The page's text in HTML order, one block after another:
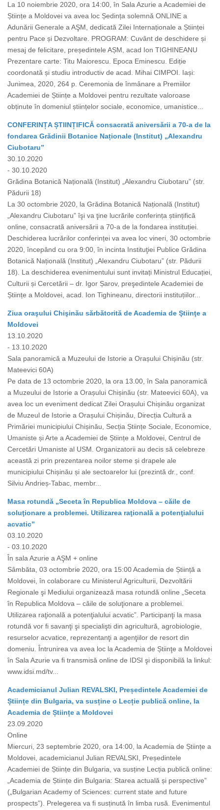
La 10 noiembrie 2020, ora 14:00, în Sala Azurie a Academiei de
Științe a Moldovei va avea loc Ședința solemnă ONLINE a
Adunării Generale a AŞM, dedicată Zilei Internaționale a Științei
pentru Pace și Dezvoltare. PROGRAM: Cuvânt de deschidere și
mesaj de felicitare, președintele AȘM, acad Ion TIGHINEANU
Prezentare carte: Titu Maiorescu. Epoca Eminescu. Ediție
coordonată și studiu introductiv de acad. Mihai CIMPOI. Iași:
Junimea, 2020, 264 p. Ceremonia de înmânare a Premiilor
Academiei de Științe a Moldovei pentru rezultate valoroase
obținute în domeniul științelor sociale, economice, umanistice...
CONFERINȚA ȘTIINȚIFICĂ consacrată aniversării a 70-a de la
fondarea Grădinii Botanice Naționale (Institut) „Alexandru
Ciubotaru”
30.10.2020
- 30.10.2020
Grădina Botanică Națională (Institut) „Alexandru Ciubotaru” (str.
Pădurii 18)
La 30 octombrie 2020, la Grădina Botanică Națională (Institut)
„Alexandru Ciubotaru” îşi va ţine lucrările conferința științifică
online, consacrată aniversării a 70-a de la fondarea instituției.
Deschiderea lucrărilor conferinței va avea loc vineri, 30 octombrie
2020, începând cu ora 9:00, în incinta Instituţiei Publice Grădina
Botanică Națională (Institut) „Alexandru Ciubotaru” (str. Pădurii
18). La deschiderea evenimentului sunt invitați Ministrul Educației,
Culturii și Cercetării – dr. Igor Șarov, preşedintele Academiei de
Științe a Moldovei, acad. Ion Tighineanu, directorii instituțiilor...
Ziua oraşului Chişinău sărbătorită de Academia de Ştiinţe a
Moldovei
13.10.2020
- 13.10.2020
Sala panoramică a Muzeului de Istorie a Orașului Chișinău (str.
Mateevici 60A)
Pe data de 13 octombrie 2020, la ora 13.00, în Sala panoramică
a Muzeului de Istorie a Orașului Chișinău (str. Mateevici 60A), va
avea loc un eveniment dedicat Zilei Orașului Chișinău organizat
de Muzeul de Istorie a Orașului Chișinău, Direcția Cultură a
Primăriei municipiului Chișinău, Secția Științe Sociale, Economice,
Umaniste și Arte a Academiei de Științe a Moldovei, Centrul de
Cercetări Umaniste al USM. Organizatorii au decis să celebreze
această zi prin prezentarea noilor steme și drapele ale
municipiului Chișinău și ale sectoarelor lui (prezintă dr., conf.
Silviu Andrieș-Tabac, membr...
Masa rotundă „Seceta în Republica Moldova – căile de
soluţionare a problemei. Utilizarea raţională a potenţialului
acvatic”
03.10.2020
- 03.10.2020
În sala Azurie a AŞM + online
Sâmbăta, 03 octombrie 2020, ora 15:00 Academia de Știință a
Moldovei, în colaborare cu Ministerul Agriculturii, Dezvoltării
Regionale şi Mediului organizează masa rotundă online „Seceta
în Republica Moldova – căile de soluţionare a problemei.
Utilizarea raţională a potenţialului acvatic”. Participanţi la masa
rotundă vor fi savanţi şi specialişti din agricultură, agrobiologie,
resurselor acvatice, reprezentanţi a agenţiilor de resort din
domeniu. Întrunirea va avea loc la Academia de Știinţe a Moldovei
în Sala Azurie va fi transmisă online de IDSI şi disponibilă la linkul:
www.idsi.md/tv...
Academicianul Julian REVALSKI, Președintele Academiei de
Științe din Bulgaria, va susține o Lecție publică online, la
Academia de Științe a Moldovei
23.09.2020
Online
Miercuri, 23 septembrie 2020, ora 14:00, la Academia de Științe a
Moldovei, academicianul Julian REVALSKI, Președintele
Academiei de Științe din Bulgaria, va susține Lecția publică online:
„Academia de Științe din Bulgaria: Starea actuală și perspective”
(„Bulgarian Academy of Sciences: current state and future
prospects”). Prelegerea va fi susținută în limba rusă. Evenimentul